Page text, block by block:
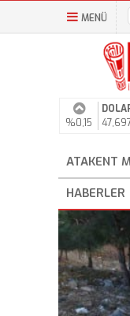
MENÜ
%0,15
ATAKENT
HABERLER